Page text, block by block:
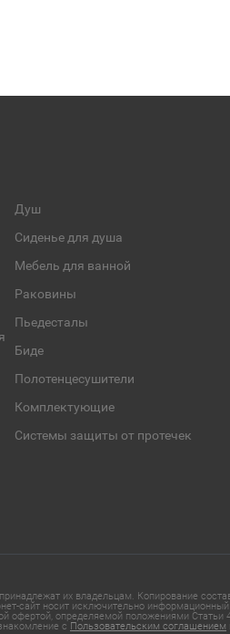
Душ
Сиденье для душа
Мебель для ванной
Раковины
Пьедесталы
Биде
Полотенцесушители
Комплектующие
Системы защиты от протечек
их владельцам. Копирование
сайт носит исключительно информационный
определяемой положениями Статьи
с Пользовательским соглашением